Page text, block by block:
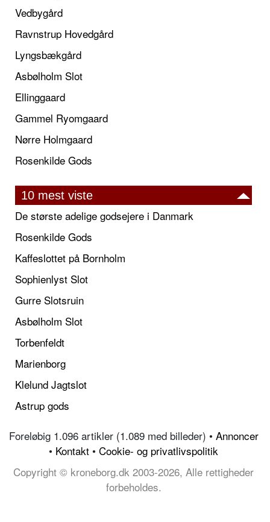
Vedbygård
Ravnstrup Hovedgård
Lyngsbækgård
Asbølholm Slot
Ellinggaard
Gammel Ryomgaard
Nørre Holmgaard
Rosenkilde Gods
10 mest viste
De største adelige godsejere i Danmark
Rosenkilde Gods
Kaffeslottet på Bornholm
Sophienlyst Slot
Gurre Slotsruin
Asbølholm Slot
Torbenfeldt
Marienborg
Klelund Jagtslot
Astrup gods
Foreløbig 1.096 artikler (1.089 med billeder) • Annoncer
• Kontakt • Cookie- og privatlivspolitik
Copyright © kroneborg.dk 2003-2026, Alle rettigheder
forbeholdes.